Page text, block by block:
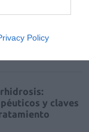
Policy
y claves